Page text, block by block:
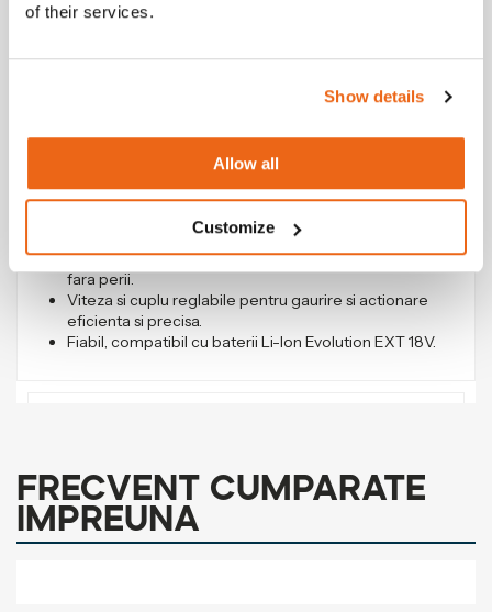
of their services.
Show details
Allow all
Customize
(30 Reviews) 4.67/ 5.00
R13CMB-Li 18V Li-Ion EXT (fara baterie)
Motor puternic, compact, usor, cu curent continuu
fara perii.
Viteza si cuplu reglabile pentru gaurire si actionare
eficienta si precisa.
Fiabil, compatibil cu baterii Li-Ion Evolution EXT 18V.
Accesorii asociate
Frecvent cumparate
impreuna